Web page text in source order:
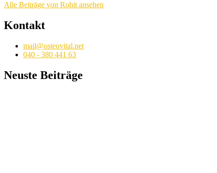
Alle Beiträge von Rohit ansehen
Kontakt
mail@osteovital.net
040 - 380 441 63
Neuste Beiträge